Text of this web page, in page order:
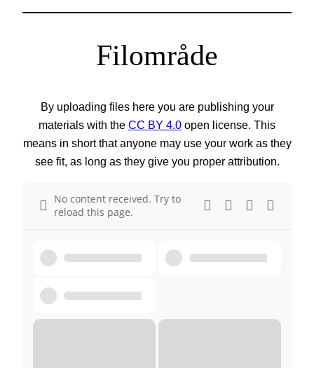
Filområde
By uploading files here you are publishing your
materials with the CC BY 4.0 open license. This
means in short that anyone may use your work as they
see fit, as long as they give you proper attribution.
No content received. Try to
reload this page.